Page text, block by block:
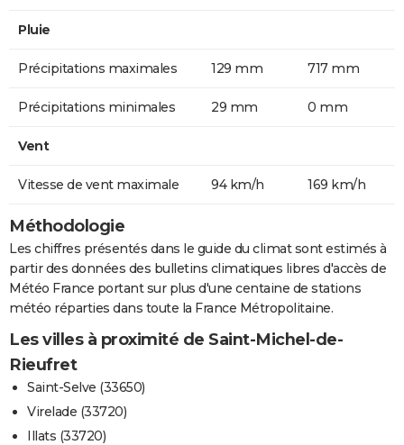
Pluie
Précipitations maximales 129 mm 717 mm
Précipitations minimales 29 mm 0 mm
Vent
Vitesse de vent maximale 94 km/h 169 km/h
Méthodologie
Les chiffres présentés dans le guide du climat sont estimés à
partir des données des bulletins climatiques libres d'accès de
Météo France portant sur plus d'une centaine de stations
météo réparties dans toute la France Métropolitaine.
Les villes à proximité de Saint-Michel-de-
Rieufret
Saint-Selve (33650)
Virelade (33720)
Illats (33720)